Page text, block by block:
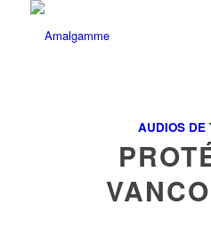
AUDIOS DE